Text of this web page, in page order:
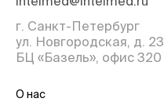
г. Санкт-Петербург
ул. Новгородская, д. 23
БЦ «Базель», офис 320
О нас